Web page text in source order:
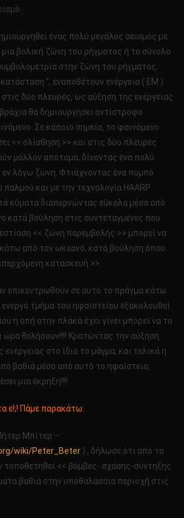
ένας πολύ μεγάλος σεισμός με
βολική ζώνη του ρήγματος ή το σύνολο
στην ζώνη του ρήγματος,
“, εναποθέτουν ενέργεια ( ΕΜ )
στις δύο πλευρές, ως αύξηση της ενέργειας
θα δημιουργήσει αντίστροφο
Σε κάποιο σημείο, το φαινόμενο
<< ολίσθηση >> και στις δύο πλευρές
μάλλον απότομα, δίνοντας ένα πολύ
εν λόγω ζώνη. Φτιάχνοντας ένα πομπό
και με την τεχνολογία HAARP
κύματα διαπερνώντας εύκολα μέσα από
κατά βούληση στις συντεταγμένες που
<< ζώνη παρεμβολής >> μπορεί να
κάτω από τον ωκεανό, κατά βούληση όπου
κατασκευή >>.
επικεντρωθούν σε αυτό το πράγμα κάτω
τμήμα του ηφαιστείου εξακολουθεί
η οπή στην πλάκα έχει γίνει μπορεί να το
ώρα θελήσουν!!!! Κρατώντας την αύξηση
στο ίδιο το μάγμα, και τελικά η
βαθιά μέσα από αυτό το ηφαίστειο,
μια έκρηξη!!!!
ε!;! Πάμε παρακάτω:
Μπίτερ –
wiki/Peter_Beter) , δήλωσε ότι από το
τοποθετηθεί << βόμβες- σχάσης-σύντηξης
βαθιά στην υποθαλάσσια περιοχή στις